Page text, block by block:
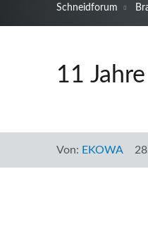
Schneidforum
11
Von: EKOWA